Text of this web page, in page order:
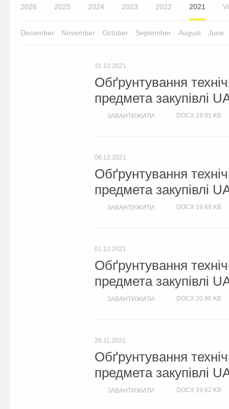
2026 2025 2024 2023 2022 2021
December November October September August June
31.12.2021
Обґрунтування
предмета закупівлі
ЗАВАНТИЖИТИ DOCX 19.91 KB
06.12.2021
Обґрунтування
предмета закупівлі
ЗАВАНТИЖИТИ DOCX 19.69 KB
01.12.2021
Обґрунтування
предмета закупівлі
ЗАВАНТИЖИТИ DOCX 20.96 KB
29.11.2021
Обґрунтування
предмета закупівлі
ЗАВАНТИЖИТИ DOCX 19.62 KB